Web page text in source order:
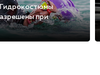
Гидрокостюмы
при